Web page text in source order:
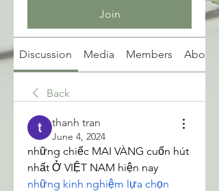
Join
Discussion Media Members About
Back
thanh tran
June 4, 2024
những chiếc MAI VÀNG cuốn hút
nhất Ở VIỆT NAM hiện nay
những kinh nghiệm lựa chọn